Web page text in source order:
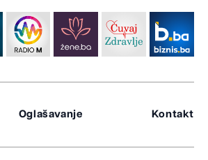
Oglašavanje Kontakt